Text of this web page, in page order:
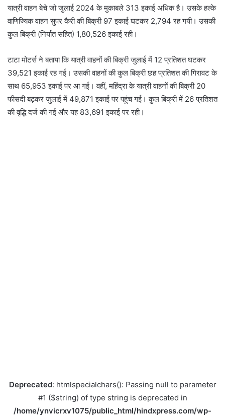
यात्री वाहन बेचे जो जुलाई 2024 के मुकाबले 313 इकाई अधिक है। उसके हल्के
वाणिज्यिक वाहन सुपर कैरी की बिक्री 97 इकाई घटकर 2,794 रह गयी। उसकी
कुल बिक्री (निर्यात सहित) 1,80,526 इकाई रही।
टाटा मोटर्स ने बताया कि यात्री वाहनों की बिक्री जुलाई में 12 प्रतिशत घटकर
39,521 इकाई रह गई। उसकी वाहनों की कुल बिक्री छह प्रतिशत की गिरावट के
साथ 65,953 इकाई पर आ गई। वहीं, महिंद्रा के यात्री वाहनों की बिक्री 20
फीसदी बढ़कर जुलाई में 49,871 इकाई पर पहुंच गई। कुल बिक्री में 26 प्रतिशत
की वृद्धि दर्ज की गई और यह 83,691 इकाई पर रही।
Deprecated: htmlspecialchars(): Passing null to parameter
#1 ($string) of type string is deprecated in
/home/ynvicrxv1075/public_html/hindxpress.com/wp-